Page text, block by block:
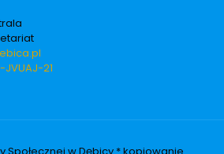
JVUAJ-21